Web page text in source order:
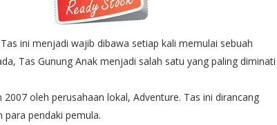
ini menjadi wajib dibawa setiap kali memulai sebuah
Tas Gunung Anak menjadi salah satu yang paling diminati
oleh perusahaan lokal, Adventure. Tas ini dirancang
para pendaki pemula.